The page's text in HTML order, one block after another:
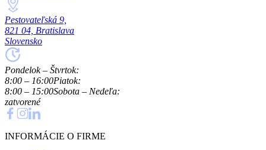
Pestovateľská 9,
821 04, Bratislava
Slovensko
Pondelok – Štvrtok:
8:00 – 16:00Piatok:
8:00 – 15:00Sobota – Nedeľa:
zatvorené
INFORMÁCIE O FIRME